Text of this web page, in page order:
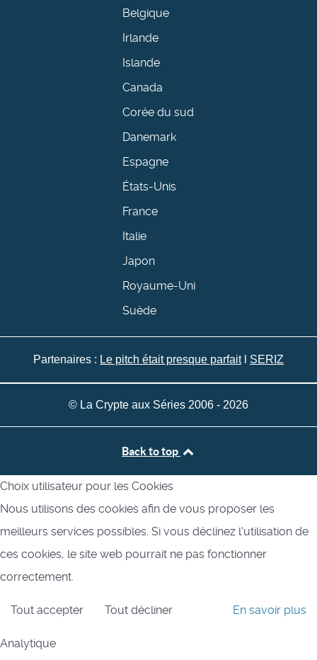
Belgique
Irlande
Islande
Canada
Corée du sud
Danemark
Espagne
États-Unis
France
Italie
Japon
Royaume-Uni
Suède
Partenaires : Le pitch était presque parfaitl SERIZ
© La Crypte aux Séries 2006 - 2026
Back to top
Choix utilisateur pour les Cookies
Nous utilisons des cookies afin de vous proposer les
meilleurs services possibles. Si vous déclinez l'utilisation de
ces cookies, le site web pourrait ne pas fonctionner
correctement.
Tout accepter Tout décliner En savoir plus
Analytique